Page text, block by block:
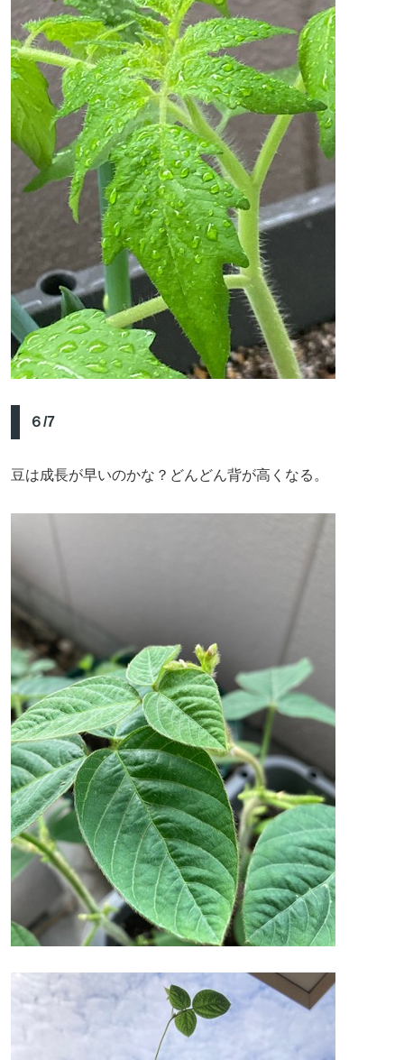
６/7
豆は成長が早いのかな？どんどん背が高くなる。